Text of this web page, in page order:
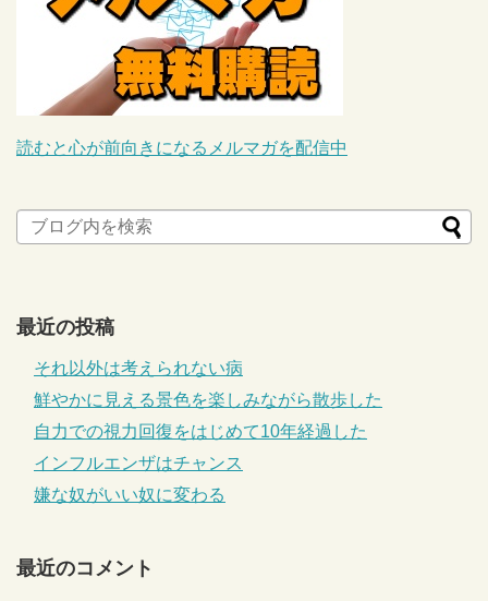
読むと心が前向きになるメルマガを配信中
最近の投稿
それ以外は考えられない病
鮮やかに見える景色を楽しみながら散歩した
自力での視力回復をはじめて10年経過した
インフルエンザはチャンス
嫌な奴がいい奴に変わる
最近のコメント